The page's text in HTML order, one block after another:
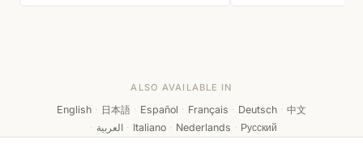
ALSO AVAILABLE IN
English · 日本語 · Español · Français · Deutsch · 中文
· العربية · Italiano · Nederlands · Русский